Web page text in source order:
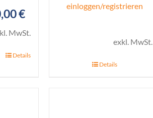
€
€Aktueller
Preis
MwSt.
Details
einloggen/registrieren
exkl. MwSt.
Details